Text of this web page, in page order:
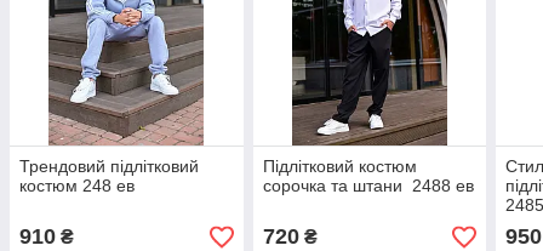
Трендовий підлітковий
костюм 248 ев
910 ₴
Підлітковий костюм
сорочка та штани 2488 ев
720₴ 950